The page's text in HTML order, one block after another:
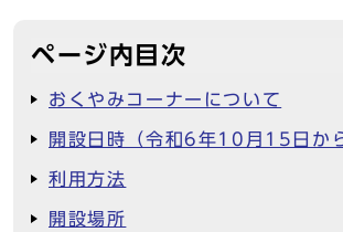
ページ内目次
おくやみコーナーについて
開設日時（令和6年10月15日か
利用方法
開設場所